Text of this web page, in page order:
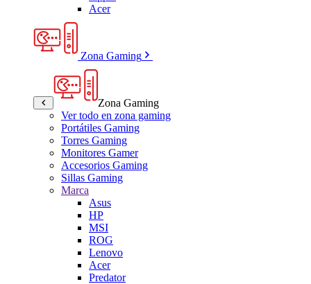
Acer
Zona Gaming
Zona Gaming
Ver todo en zona gaming
Portátiles Gaming
Torres Gaming
Monitores Gamer
Accesorios Gaming
Sillas Gaming
Marca
Asus
HP
MSI
ROG
Lenovo
Acer
Predator